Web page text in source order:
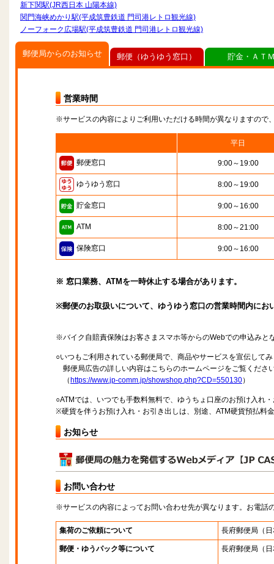
新下関駅(JR西日本 山陽本線)
関門海峡めかり駅(平成筑豊鉄道 門司港レトロ観光線)
ノーフォーク広場駅(平成筑豊鉄道 門司港レトロ観光線)
郵便局からのお知らせ
営業時間
※サービスの内容によりご利用いただける時間が異なりますので
平日
郵便窓口 9:00～19:00
ゆうゆう窓口 8:00～19:00
貯金窓口 9:00～16:00
ATM 8:00～21:00
保険窓口 9:00～16:00
※ 窓口業務、ATMを一時休止する場合があります。
※郵便のお取扱いについて、ゆうゆう窓口の営業時間内に
※バイク自賠責保険はお客さまスマホ等からのWebでの申込みと
○いつもご利用されている郵便局で、商品やサービスを宣伝して
郵便局広告の詳しい内容はこちらのホームページをご覧くださ
（ https://www.jp-comm.jp/showshop.php?CD=550130）
○ATMでは、いつでも手数料無料で、ゆうちょ口座のお預け入れ
※硬貨を伴うお預け入れ・お引き出しは、別途、ATM硬貨預払料
お知らせ
お問い合わせ
※サービスの内容によってお問い合わせ先が異なります。お電話
集荷のご依頼について 長府郵便局 （
郵便・ゆうパック等について 長府郵便局 （
郵便（ゆうゆう窓口） 貯金・ＡＴ